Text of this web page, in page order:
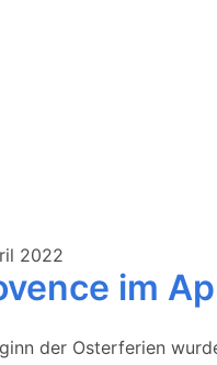
2022
im
der Osterferien